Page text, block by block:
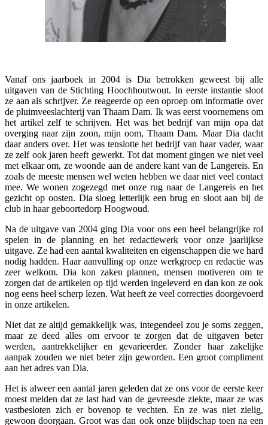
Vanaf ons jaarboek in 2004 is Dia betrokken geweest bij alle
uitgaven van de Stichting Hoochhoutwout. In eerste instantie sloot
ze aan als schrijver. Ze reageerde op een oproep om informatie over
de pluimveeslachterij van Thaam Dam. Ik was eerst voornemens om
het artikel zelf te schrijven. Het was het bedrijf van mijn opa dat
overging naar zijn zoon, mijn oom, Thaam Dam. Maar Dia dacht
daar anders over. Het was tenslotte het bedrijf van haar vader, waar
ze zelf ook jaren heeft gewerkt. Tot dat moment gingen we niet veel
met elkaar om, ze woonde aan de andere kant van de Langereis. En
zoals de meeste mensen wel weten hebben we daar niet veel contact
mee. We wonen zogezegd met onze rug naar de Langereis en het
gezicht op oosten. Dia sloeg letterlijk een brug en sloot aan bij de
club in haar geboortedorp Hoogwoud.
Na de uitgave van 2004 ging Dia voor ons een heel belangrijke rol
spelen in de planning en het redactiewerk voor onze jaarlijkse
uitgave. Ze had een aantal kwaliteiten en eigenschappen die we hard
nodig hadden. Haar aanvulling op onze werkgroep en redactie was
zeer welkom. Dia kon zaken plannen, mensen motiveren om te
zorgen dat de artikelen op tijd werden ingeleverd en dan kon ze ook
nog eens heel scherp lezen. Wat heeft ze veel correcties doorgevoerd
in onze artikelen.
Niet dat ze altijd gemakkelijk was, integendeel zou je soms zeggen,
maar ze deed alles om ervoor te zorgen dat de uitgaven beter
werden, aantrekkelijker en gevarieerder. Zonder haar zakelijke
aanpak zouden we niet beter zijn geworden. Een groot compliment
aan het adres van Dia.
Het is alweer een aantal jaren geleden dat ze ons voor de eerste keer
moest melden dat ze last had van de gevreesde ziekte, maar ze was
vastbesloten zich er bovenop te vechten. En ze was niet zielig,
gewoon doorgaan. Groot was dan ook onze blijdschap toen na een